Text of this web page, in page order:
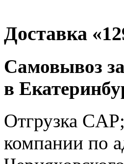
Доставка
Самовывоз
в
Отгрузка
компании по